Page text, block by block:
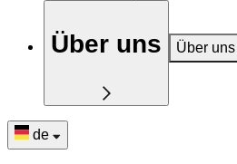
Über uns Über uns
de